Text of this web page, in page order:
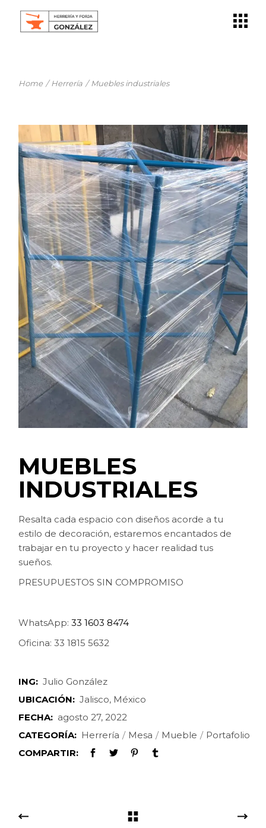
content
Home Herrería Muebles industriales
MUEBLES
INDUSTRIALES
Resalta cada espacio con diseños acorde a tu
estilo de decoración, estaremos encantados de
trabajar en tu proyecto y hacer realidad tus
sueños.
PRESUPUESTOS SIN COMPROMISO
WhatsApp:33 1603 8474
Oficina: 33 1815 5632
ING: Julio González
UBICACIÓN: Jalisco, México
FECHA: agosto 27, 2022
CATEGORÍA: Herrería Mesa Mueble
Portafolio
COMPARTIR: